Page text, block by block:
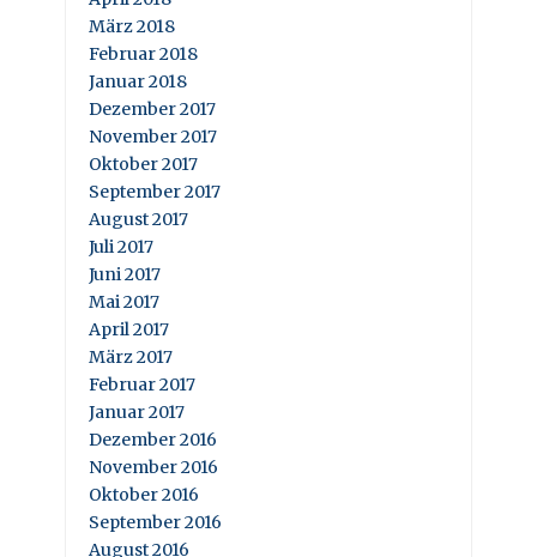
März 2018
Februar 2018
Januar 2018
Dezember 2017
November 2017
Oktober 2017
September 2017
August 2017
Juli 2017
Juni 2017
Mai 2017
April 2017
März 2017
Februar 2017
Januar 2017
Dezember 2016
November 2016
Oktober 2016
September 2016
August 2016